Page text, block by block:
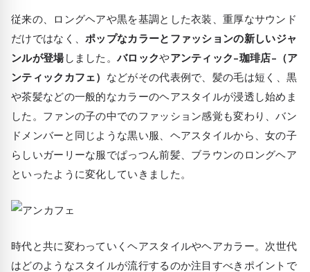
従来の、ロングヘアや黒を基調とした衣装、重厚なサウンド
だけではなく、ポップなカラーとファッションの新しいジャ
ンルが登場しました。 バロックやアンティック-珈琲店-（ア
ンティックカフェ） などがその代表例で、髪の毛は短く、黒
や茶髪などの一般的なカラーのヘアスタイルが浸透し始めま
した。ファンの子の中でのファッション感覚も変わり、バン
ドメンバーと同じような黒い服、ヘアスタイルから、女の子
らしいガーリーな服でぱっつん前髪、ブラウンのロングヘア
といったように変化していきました。
時代と共に変わっていくヘアスタイルやヘアカラー。 次世代
はどのようなスタイルが流行するのか注目すべきポイント で